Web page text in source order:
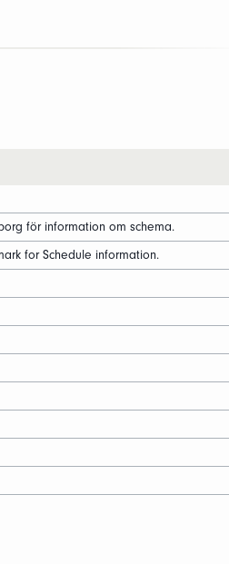
för information om schema.
for Schedule information.